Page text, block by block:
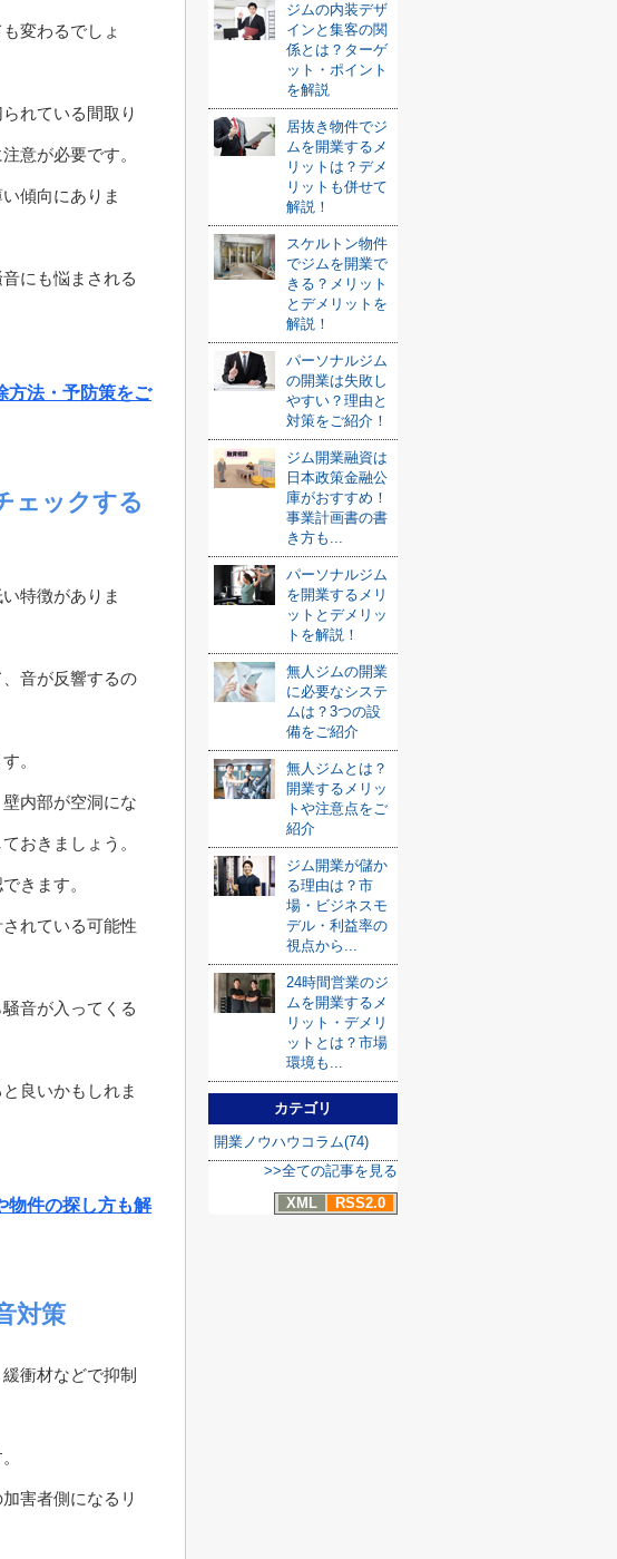
変わるでしょ
れている間取り
意が必要です。
傾向にありま
にも悩まされる
方法・予防策をご
ェックする
特徴がありま
音が反響するの
。
内部が空洞にな
おきましょう。
きます。
れている可能性
音が入ってくる
良いかもしれま
物件の探し方も解
対策
衝材などで抑制
害者側になるリ
ジムの内装デザ
インと集客の関
係とは？ターゲ
ット・ポイント
を解説
居抜き物件でジ
ムを開業するメ
リットは？デメ
リットも併せて
解説！
スケルトン物件
でジムを開業で
きる？メリット
とデメリットを
解説！
パーソナルジム
の開業は失敗し
やすい？理由と
対策をご紹介！
ジム開業融資は
日本政策金融公
庫がおすすめ！
事業計画書の書
き方も...
パーソナルジム
を開業するメリ
ットとデメリッ
トを解説！
無人ジムの開業
に必要なシステ
ムは？3つの設
備をご紹介
無人ジムとは？
開業するメリッ
トや注意点をご
紹介
ジム開業が儲か
る理由は？市
場・ビジネスモ
デル・利益率の
視点から...
24時間営業のジ
ムを開業するメ
リット・デメリ
ットとは？市場
環境も...
カテゴリ
開業ノウハウコラム(74)
>>全ての記事を見る
XML
RSS2.0